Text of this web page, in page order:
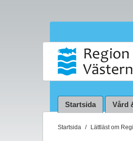
Startsida Vård
D
Startsida Lättläst om